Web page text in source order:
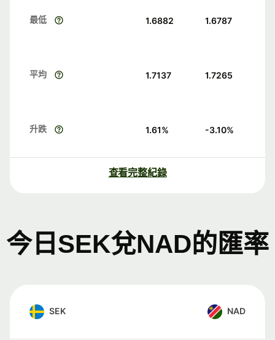
最低 1.6882 1.6787
平均 1.7137 1.7265
升跌 1.61% -3.10%
查看完整紀錄
今日SEK兌NAD的匯率
SEK NAD